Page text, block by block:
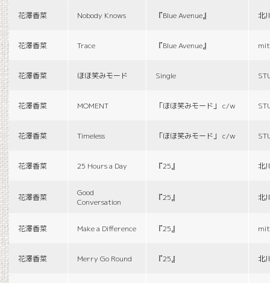
花澤香菜 Nobody Knows 『Blue Avenue』 北
花澤香菜 Trace 『Blue Avenue』
花澤香菜 ほほ笑みモード Single
花澤香菜 MOMENT 「ほほ笑みモード」 c/w
花澤香菜 Timeless 「ほほ笑みモード」 c/w
花澤香菜 25 Hours a Day 『25』 北
花澤香菜
Good
Conversation
『25』 北
花澤香菜 Make a Difference 『25』
花澤香菜 Merry Go Round 『25』 北